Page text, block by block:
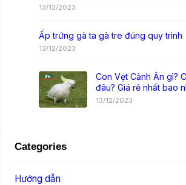
13/12/2023
Ấp trứng gà ta gà tre đúng quy trình
13/12/2023
Con Vẹt Cảnh Ăn gì?
đâu? Giá rẻ nhất bao
13/12/2023
Categories
Hướng dẫn